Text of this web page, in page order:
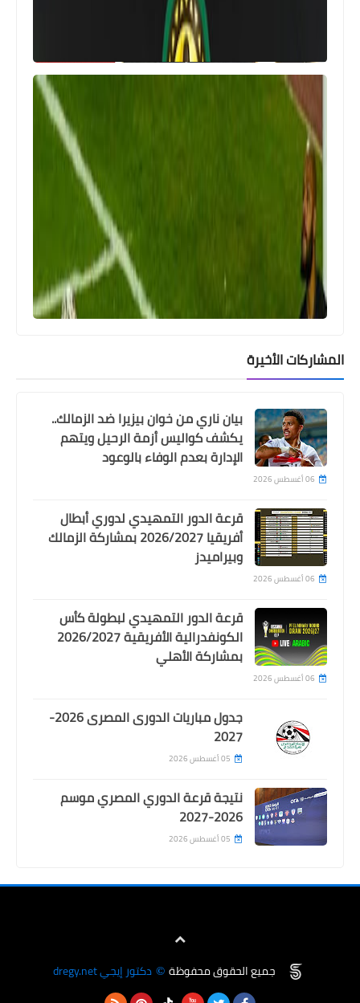
Egypt
حازم امام يخرج عن صمته بعد تقديم حسام
قناة مفتوحة على النايل سات تنقل مباراة
الاهلى و شباب بلوزداد فى دورى ابطال
Egypt
موعد مشاهدة مباراة الاهلى و شباب
بلوزداد و القنوات الناقلة لها
Egypt
يمنح عمر جابر هدف عالمى فى تدريبات
المشاركات الأخيرة
بيان ناري من خوان بيزيرا ضد الزمالك..
يكشف كواليس أزمة الرحيل ويتهم
الإدارة بعدم الوفاء بالوعود
06 أغسطس 2026
قرعة الدور التمهيدي لدوري أبطال
أفريقيا 2026/2027 بمشاركة الزمالك
وبيراميدز
06 أغسطس 2026
قرعة الدور التمهيدي لبطولة كأس
الكونفدرالية الأفريقية 2026/2027
بمشاركة الأهلي
06 أغسطس 2026
جدول مباريات الدورى المصرى 2026-
2027
05 أغسطس 2026
نتيجة قرعة الدوري المصري موسم
2026-2027
05 أغسطس 2026
جميع الحقوق محفوظة © دكتور إيجي dregy.net